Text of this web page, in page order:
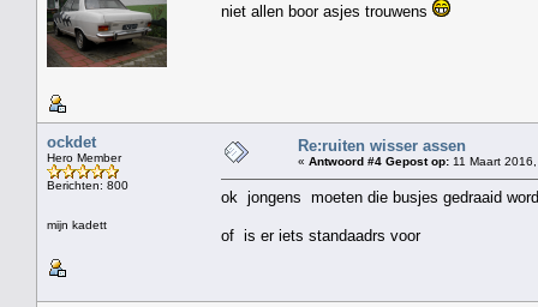
niet allen boor asjes trouwens
ockdet
Hero Member
Berichten: 800
mijn kadett
Re:ruiten wisser assen
« Antwoord #4 Gepost op: 11 Maart
ok jongens moeten die busjes gedraaid
of is er iets standaadrs voor